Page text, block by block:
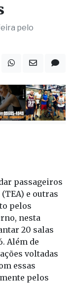
pelo
passageiros
e outras
pelos
nesta
20 salas
Além de
voltadas
essas
pelos